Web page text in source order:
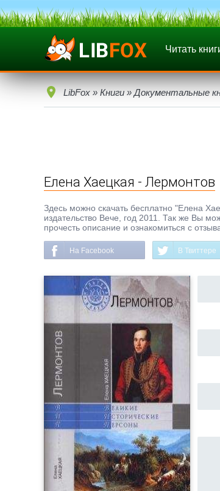
Читать
LibFox » Книги » Документальные
Елена Хаецкая - Лермонтов
Здесь можно скачать бесплатно "Елена
издательство Вече, год 2011. Так же Вы
прочесть описание и ознакомиться с
На Facebook В Твиттере